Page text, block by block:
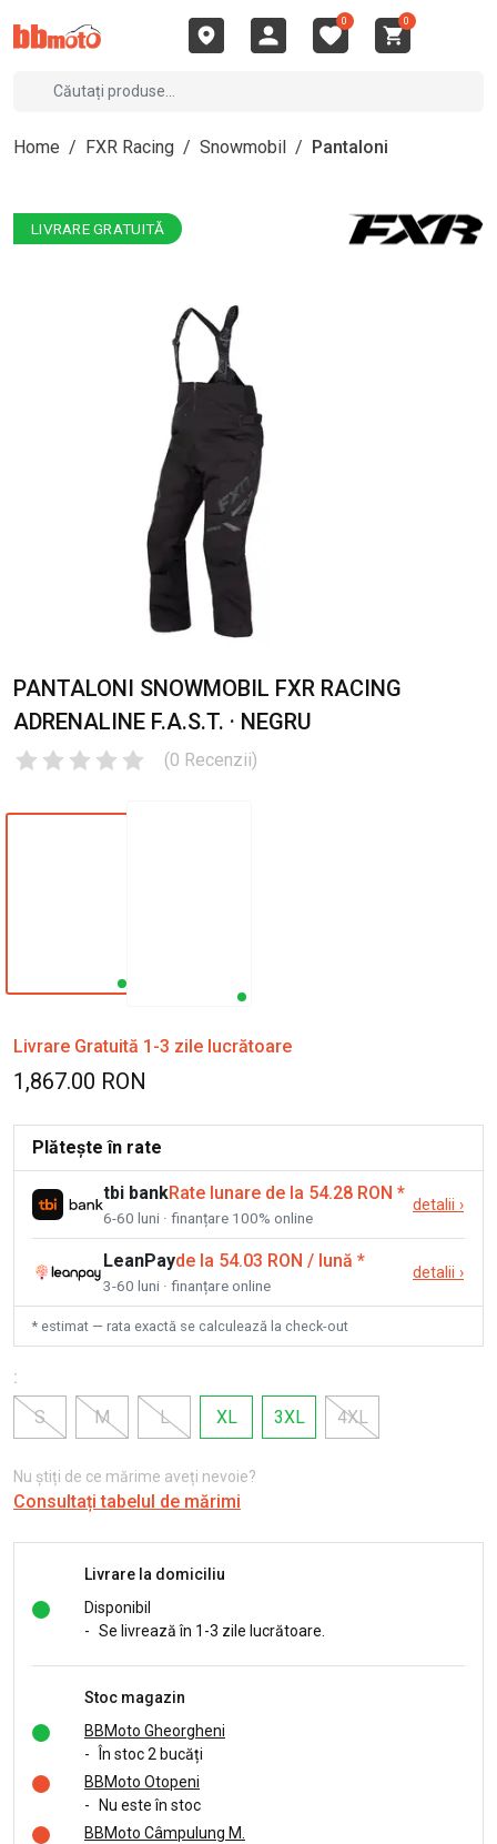
0 0
Home / FXR Racing / Snowmobil / Pantaloni
LIVRARE GRATUITĂ
PANTALONI SNOWMOBIL FXR RACING
ADRENALINE F.A.S.T. · NEGRU
(0 Recenzii)
Livrare Gratuită 1-3 zile lucrătoare
1,867.00 RON
Plătește în rate
tbi bankRate lunare de la 54.28 RON *
6-60 luni · finanțare 100% online
detalii ›
LeanPayde la 54.03 RON / lună *
3-60 luni · finanțare online
detalii ›
* estimat — rata exactă se calculează la check-out
:
S
M L XL 3XL 4XL
Nu știți de ce mărime aveți nevoie?
Consultați tabelul de mărimi
Livrare la domiciliu
Disponibil
- Se livrează în 1-3 zile lucrătoare.
Stoc magazin
BBMoto Gheorgheni
-
În stoc 2 bucăți
BBMoto Otopeni
-
Nu este în stoc
BBMoto Câmpulung M.